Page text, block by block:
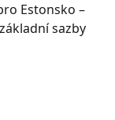
Estonsko –
sazby